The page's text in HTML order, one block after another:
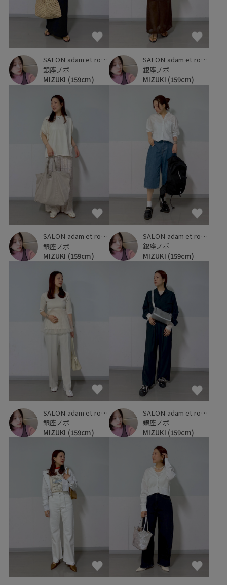
SALON adam et ropé
銀座ノボ
MIZUKI (159cm)
SALON adam et ropé
銀座ノボ
MIZUKI (159cm)
SALON adam et ropé
銀座ノボ
MIZUKI (159cm)
SALON adam et ropé
銀座ノボ
MIZUKI (159cm)
SALON adam et ropé
銀座ノボ
MIZUKI (159cm)
SALON adam et ropé
銀座ノボ
MIZUKI (159cm)